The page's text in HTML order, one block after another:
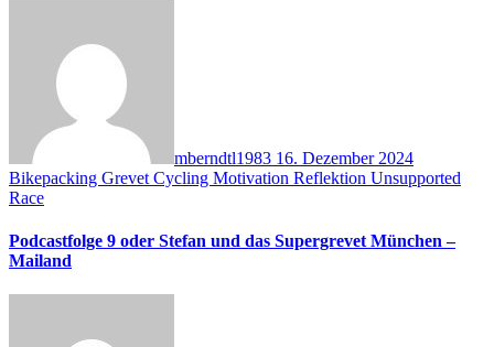
mberndtl1983 16. Dezember 2024
Bikepacking Grevet Cycling Motivation Reflektion Unsupported
Race
Podcastfolge 9 oder Stefan und das Supergrevet München –
Mailand